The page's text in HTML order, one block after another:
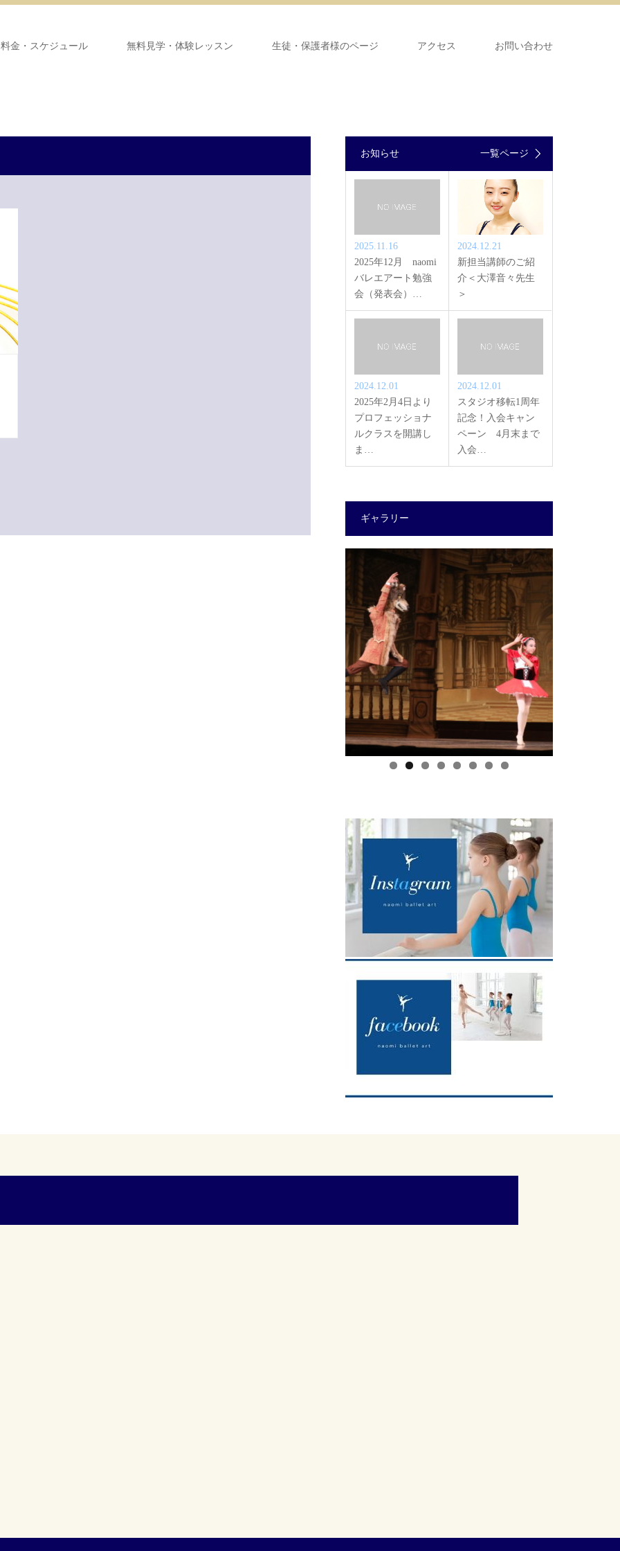
金・スケジュール 無料見学・体験レッスン 生徒・保護者様のページ アクセス お問い合わせ
お知らせ 一覧ページ
2025.11.16
2025年12月 naomi
バレエアート勉強
会（発表会）…
2024.12.21
新担当講師のご紹
介＜大澤音々先生
＞
2024.12.01
2025年2月4日より
プロフェッショナ
ルクラスを開講し
ま…
2024.12.01
スタジオ移転1周年
記念！入会キャン
ペーン 4月末まで
入会…
ギャラリー